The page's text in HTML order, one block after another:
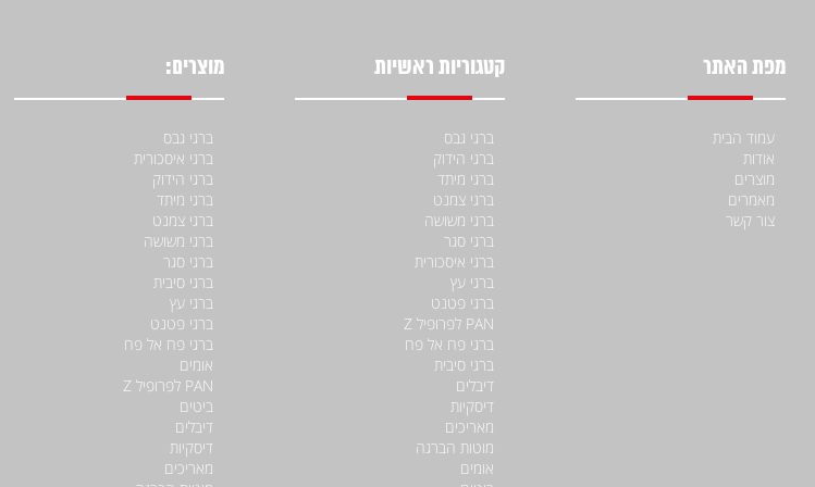
מפת האתר
עמוד הבית
אודות
מוצרים
מאמרים
צור קשר
קטגוריות ראשיות
ברגי גבס
ברגי הידוק
ברגי מיתד
ברגי צמנט
ברגי משושה
ברגי סגר
ברגי איסכורית
ברגי עץ
ברגי פטנט
PAN לפרופיל Z
ברגי פח אל פח
ברגי סיבית
דיבלים
דיסקיות
מאריכים
מוטות הברגה
אומים
מוצרים:
ברגי גבס
ברגי איסכורית
ברגי הידוק
ברגי מיתד
ברגי צמנט
ברגי משושה
ברגי סגר
ברגי סיבית
ברגי עץ
ברגי פטנט
ברגי פח אל פח
אומים
PAN לפרופיל Z
ביטים
דיבלים
דיסקיות
מאריכים